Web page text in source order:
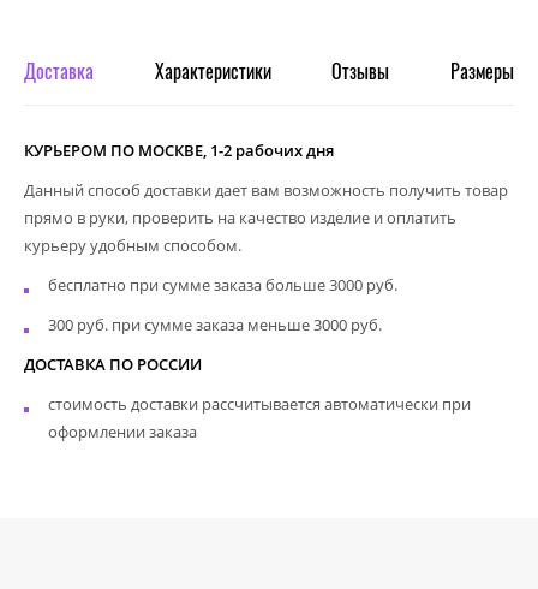
ЗАКАЗ
Доставка Характеристики Отзывы Размеры
КУРЬЕРОМ ПО МОСКВЕ, 1-2 рабочих дня
Данный способ доставки дает вам возможность получить товар
прямо в руки, проверить на качество изделие и оплатить
курьеру удобным способом.
бесплатно при сумме заказа больше 3000 руб.
300 руб. при сумме заказа меньше 3000 руб.
ДОСТАВКА ПО РОССИИ
стоимость доставки рассчитывается автоматически при
оформлении заказа